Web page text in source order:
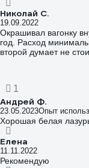
Николай С.
19.09.2022
Окрашивал вагонку
год. Расход
второй думает не
1
Андрей Ф.
23.05.2023Опыт
Хорошая белая
Елена
11.11.2022
Рекомендую